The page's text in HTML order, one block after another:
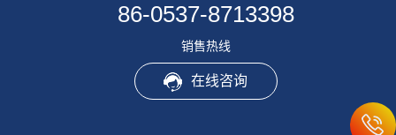
86-0537-8713398
销售热线
在线咨询